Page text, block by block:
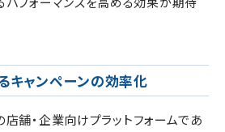
キャンペーンの効率化
舗・企業向けプラットフォームであ